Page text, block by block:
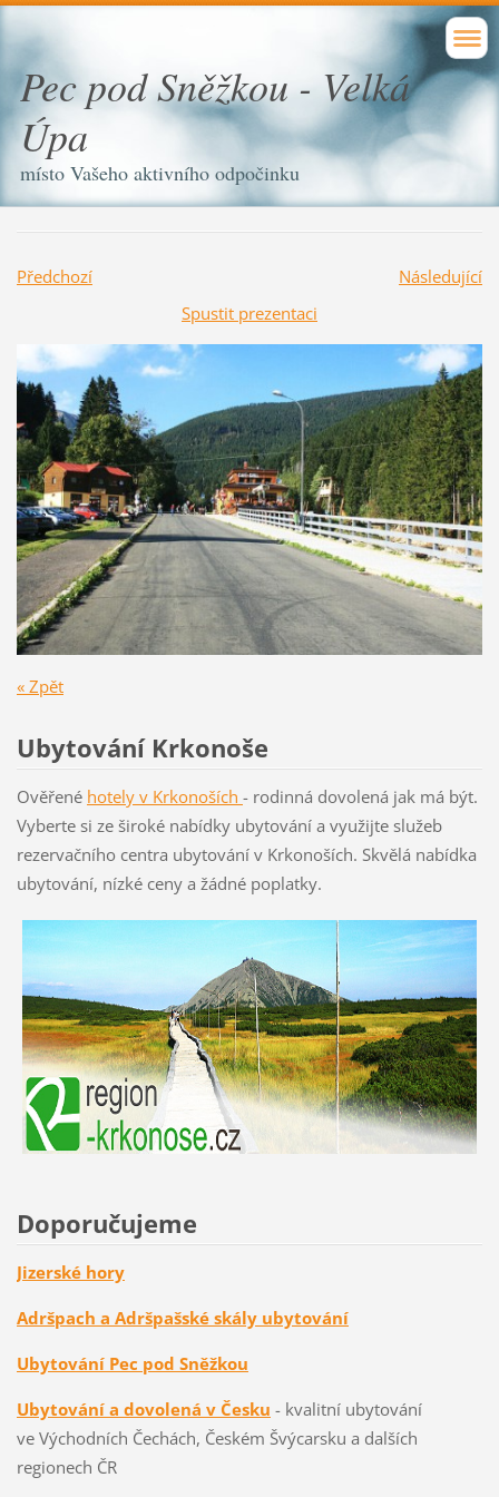
Pec pod Sněžkou - Velká
Úpa
místo Vašeho aktivního odpočinku
Předchozí
Následující
Spustit prezentaci
« Zpět
Ubytování Krkonoše
Ověřené hotely v Krkonoších - rodinná dovolená jak má být.
Vyberte si ze široké nabídky ubytování a využijte služeb
rezervačního centra ubytování v Krkonoších. Skvělá nabídka
ubytování, nízké ceny a žádné poplatky.
Doporučujeme
Jizerské hory
Adršpach a Adršpašské skály ubytování
Ubytování Pec pod Sněžkou
Ubytování a dovolená v Česku - kvalitní ubytování
ve Východních Čechách, Českém Švýcarsku a dalších
regionech ČR